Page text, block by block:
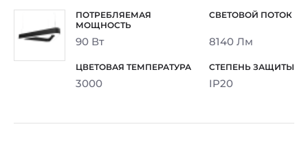
90 Вт 8140 Лм
3000 IP20